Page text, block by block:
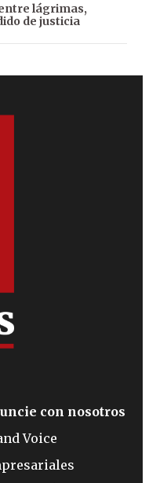
lágrimas,
de justicia
con nosotros
Voice